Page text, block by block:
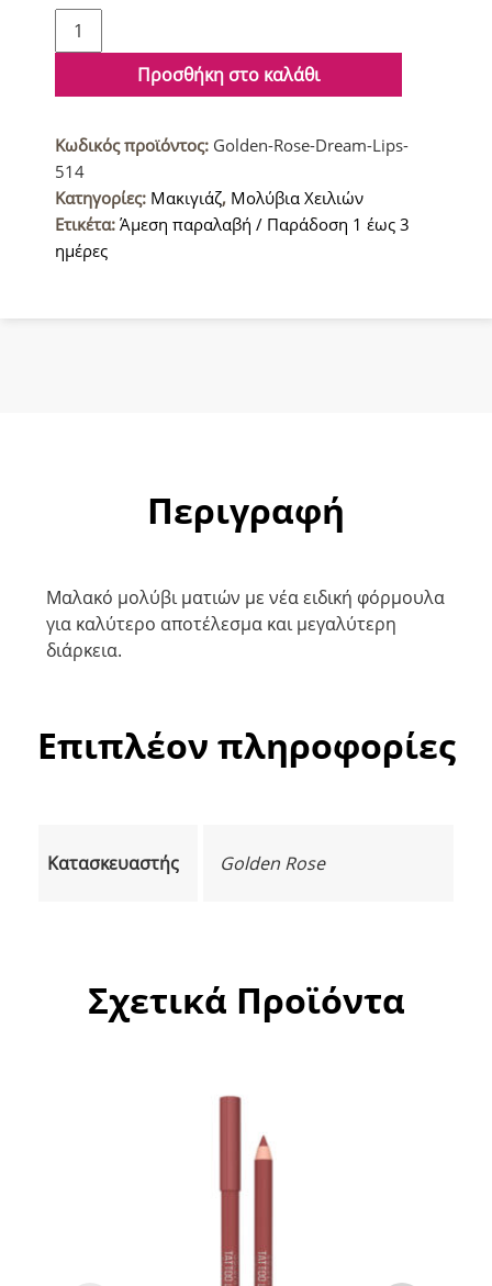
Golden
Rose
Lips
Μολύβι
Χειλιών
ποσότητα
Προσθήκη στο καλάθι
Κωδικός προϊόντος: Golden-Rose-Dream-Lips-
514
Κατηγορίες: Μακιγιάζ, Μολύβια Χειλιών
Ετικέτα: Άμεση παραλαβή / Παράδοση 1 έως 3
ημέρες
Περιγραφή
Μαλακό μολύβι ματιών με νέα ειδική φόρμουλα
για καλύτερο αποτέλεσμα και μεγαλύτερη
διάρκεια.
Επιπλέον πληροφορίες
Κατασκευαστής Golden Rose
Σχετικά Προϊόντα